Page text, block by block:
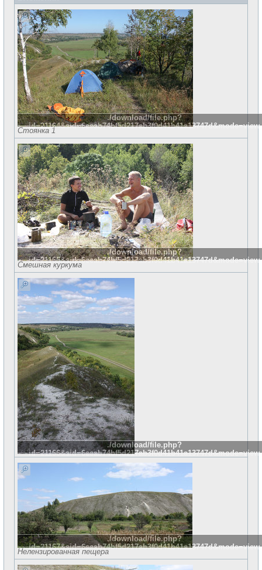
./download/file.php?
id=21164&sid=6eeab74bf5d217ab3f0d41b41a13747d&mode=view
Стоянка 1
./download/file.php?
id=21165&sid=6eeab74bf5d217ab3f0d41b41a13747d&mode=view
Смешная куркума
./download/file.php?
id=21166&sid=6eeab74bf5d217ab3f0d41b41a13747d&mode=view
./download/file.php?
id=21167&sid=6eeab74bf5d217ab3f0d41b41a13747d&mode=view
Нелензированная пещера